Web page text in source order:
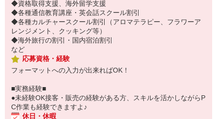
◆資格取得支援、海外留学支援
◆各種通信教育講座・英会話スクール割引
◆各種カルチャースクール割引（アロマテラピー、フラワーア
レンジメント、クッキング等）
◆海外旅行の割引・国内宿泊割引
など
応募資格・経験
フォーマットへの入力が出来ればOK！
■実務経験■
●未経験OK接客・販売の経験がある方、スキルを活かしながらP
C作業も経験できますよ♪
休日・休暇